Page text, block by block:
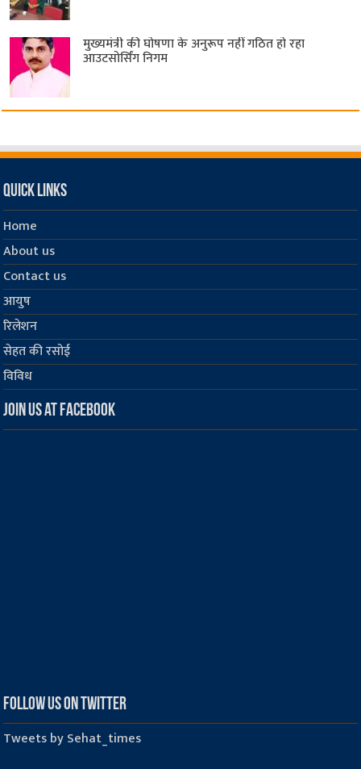
मुख्यमंत्री की घोषणा के अनुरूप नहीं गठित हो रहा
आउटसोर्सिंग निगम
Quick Links
Home
About us
Contact us
आयुष
रिलेशन
सेहत की रसोई
विविध
Join us at Facebook
Follow us on Twitter
Tweets by Sehat_times